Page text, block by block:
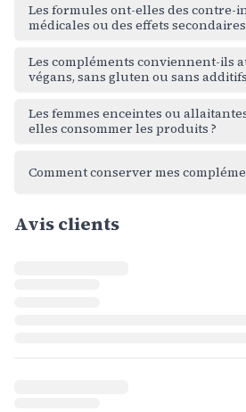
Les formules ont-elles des contre-
médicales ou des effets secondaires
Les compléments conviennent-ils
végans, sans gluten ou sans
Les femmes enceintes ou
elles consommer les produits ?
Comment conserver mes
Avis clients